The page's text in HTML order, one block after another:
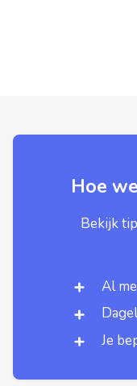
Hoe
Bekijk
Al
Je